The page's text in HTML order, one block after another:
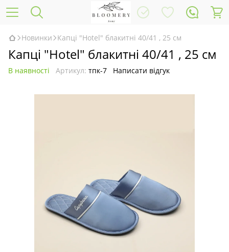
Новинки Капці "Hotel" блакитні 40/41 , 25 см
Капці "Hotel" блакитні 40/41 , 25 см
В наявності Артикул: тпк-7 Написати відгук